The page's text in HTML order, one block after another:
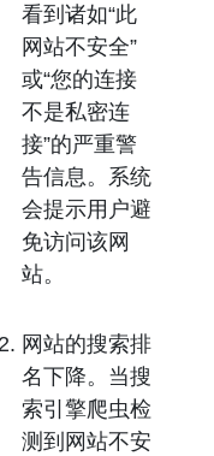
看到诸如“此
网站不安全”
或“您的连接
不是私密连
接”的严重警
告信息。系统
会提示用户避
免访问该网
站。
网站的搜索排
名下降。 当搜
索引擎爬虫检
测到网站不安